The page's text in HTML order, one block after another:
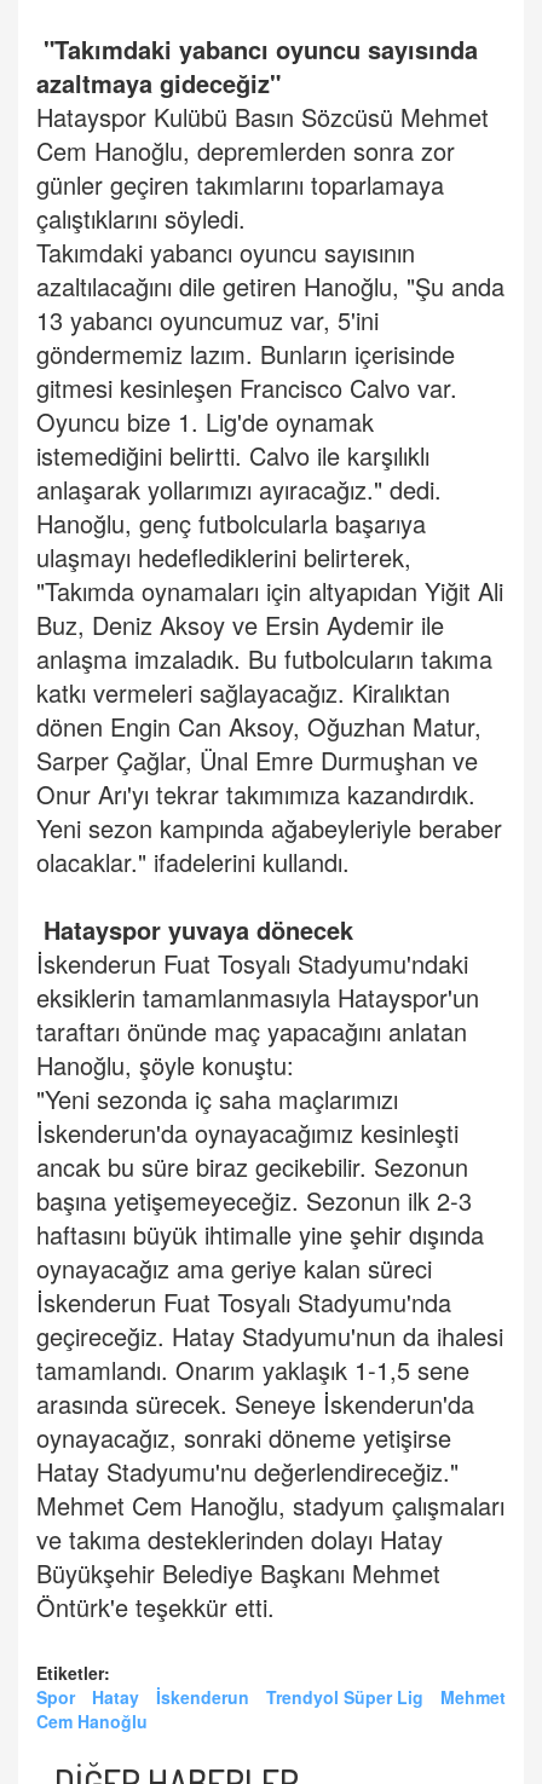
"Takımdaki yabancı oyuncu sayısında
azaltmaya gideceğiz"
Hatayspor Kulübü Basın Sözcüsü Mehmet
Cem Hanoğlu, depremlerden sonra zor
günler geçiren takımlarını toparlamaya
çalıştıklarını söyledi.
Takımdaki yabancı oyuncu sayısının
azaltılacağını dile getiren Hanoğlu, "Şu anda
13 yabancı oyuncumuz var, 5'ini
göndermemiz lazım. Bunların içerisinde
gitmesi kesinleşen Francisco Calvo var.
Oyuncu bize 1. Lig'de oynamak
istemediğini belirtti. Calvo ile karşılıklı
anlaşarak yollarımızı ayıracağız." dedi.
Hanoğlu, genç futbolcularla başarıya
ulaşmayı hedeflediklerini belirterek,
"Takımda oynamaları için altyapıdan Yiğit Ali
Buz, Deniz Aksoy ve Ersin Aydemir ile
anlaşma imzaladık. Bu futbolcuların takıma
katkı vermeleri sağlayacağız. Kiralıktan
dönen Engin Can Aksoy, Oğuzhan Matur,
Sarper Çağlar, Ünal Emre Durmuşhan ve
Onur Arı'yı tekrar takımımıza kazandırdık.
Yeni sezon kampında ağabeyleriyle beraber
olacaklar." ifadelerini kullandı.
Hatayspor yuvaya dönecek
İskenderun Fuat Tosyalı Stadyumu'ndaki
eksiklerin tamamlanmasıyla Hatayspor'un
taraftarı önünde maç yapacağını anlatan
Hanoğlu, şöyle konuştu:
"Yeni sezonda iç saha maçlarımızı
İskenderun'da oynayacağımız kesinleşti
ancak bu süre biraz gecikebilir. Sezonun
başına yetişemeyeceğiz. Sezonun ilk 2-3
haftasını büyük ihtimalle yine şehir dışında
oynayacağız ama geriye kalan süreci
İskenderun Fuat Tosyalı Stadyumu'nda
geçireceğiz. Hatay Stadyumu'nun da ihalesi
tamamlandı. Onarım yaklaşık 1-1,5 sene
arasında sürecek. Seneye İskenderun'da
oynayacağız, sonraki döneme yetişirse
Hatay Stadyumu'nu değerlendireceğiz."
Mehmet Cem Hanoğlu, stadyum çalışmaları
ve takıma desteklerinden dolayı Hatay
Büyükşehir Belediye Başkanı Mehmet
Öntürk'e teşekkür etti.
Etiketler:
Spor
Hatay İskenderun Trendyol Süper Lig
Mehmet
Cem Hanoğlu